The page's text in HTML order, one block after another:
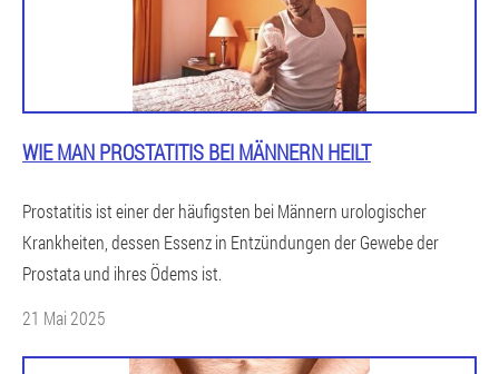
WIE MAN PROSTATITIS BEI MÄNNERN HEILT
Prostatitis ist einer der häufigsten bei Männern urologischer
Krankheiten, dessen Essenz in Entzündungen der Gewebe der
Prostata und ihres Ödems ist.
21 Mai 2025